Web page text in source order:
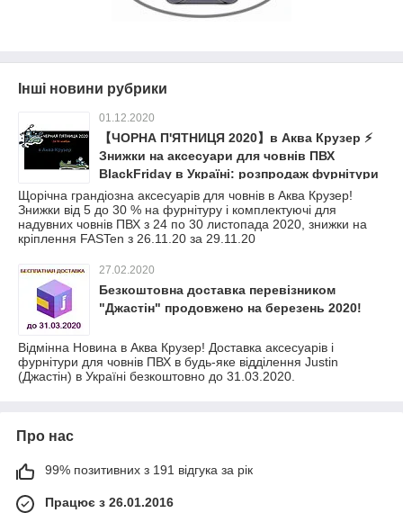
Інші новини рубрики
01.12.2020
【ЧОРНА П'ЯТНИЦЯ 2020】в Аква Крузер ⚡
Знижки на аксесуари для човнів ПВХ
BlackFriday в Україні: розпродаж фурнітури
і комплектуючих для човна
Щорічна грандіозна аксесуарів для човнів в Аква Крузер!
Знижки від 5 до 30 % на фурнітуру і комплектуючі для
надувних човнів ПВХ з 24 по 30 листопада 2020, знижки на
кріплення FASTen з 26.11.20 за 29.11.20
27.02.2020
Безкоштовна доставка перевізником
"Джастін" продовжено на березень 2020!
Відмінна Новина в Аква Крузер! Доставка аксесуарів і
фурнітури для човнів ПВХ в будь-яке відділення Justin
(Джастін) в Україні безкоштовно до 31.03.2020.
Про нас
99% позитивних з 191 відгука за рік
Працює з 26.01.2016